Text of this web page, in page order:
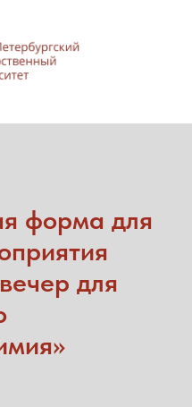
форма для
для